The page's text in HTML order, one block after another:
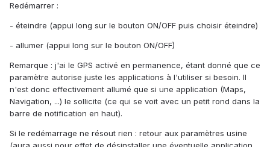
Redémarrer :
- éteindre (appui long sur le bouton ON/OFF puis choisir éteindre)
- allumer (appui long sur le bouton ON/OFF)
Remarque : j'ai le GPS activé en permanence, étant donné que ce
paramètre autorise juste les applications à l'utiliser si besoin. Il
n'est donc effectivement allumé que si une application (Maps,
Navigation, ...) le sollicite (ce qui se voit avec un petit rond dans la
barre de notification en haut).
Si le redémarrage ne résout rien : retour aux paramètres usine